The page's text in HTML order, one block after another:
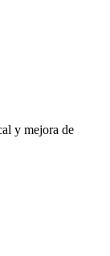
y mejora de